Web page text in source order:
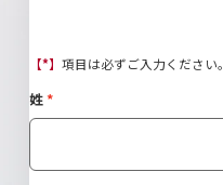
【*】 項目は必ずご入力ください。
姓